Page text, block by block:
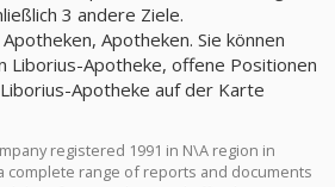
3 andere Ziele.
Apotheken. Sie können
Liborius-Apotheke, offene Positionen
Apotheke auf der Karte
registered 1991 in N\A region in
complete range of reports and documents